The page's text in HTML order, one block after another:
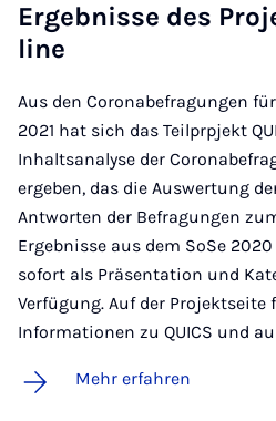
Er­geb­nis­se des
line
Aus den Coronabefragungen
2021 hat sich das Teilprpjekt
Inhaltsanalyse der
ergeben, das die Auswertung
Antworten der Befragungen
Ergebnisse aus dem SoSe
sofort als Präsentation und
Verfügung. Auf der
Informationen zu QUICS und
Mehr erfahren